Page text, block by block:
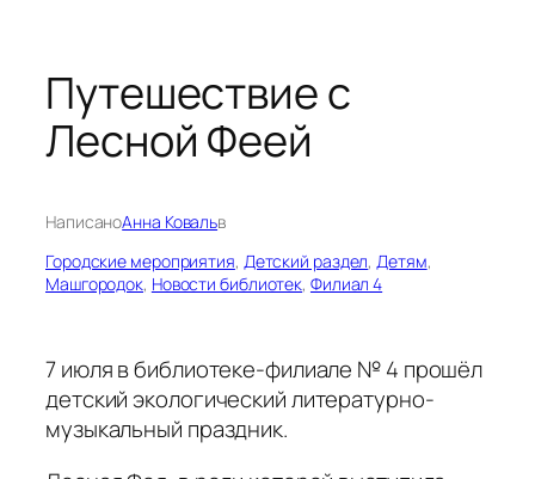
Путешествие с
Лесной Феей
НаписаноАнна Ковальв
Городские мероприятия, Детский раздел, Детям
Машгородок, Новости библиотек, Филиал 4
7 июля в библиотеке-филиале № 4 прошёл
детский экологический литературно-
музыкальный праздник.